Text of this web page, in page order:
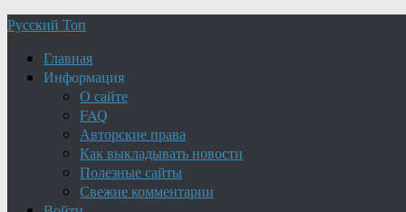
Русский Топ
Главная
Информация
О сайте
FAQ
Авторские права
Как выкладывать новости
Полезные сайты
Свежие комментарии